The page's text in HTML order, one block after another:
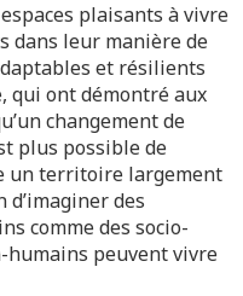
plaisants à vivre
dans leur manière de
et résilients
qui ont démontré aux
changement de
plus possible de
un territoire largement
des
comme des socio-
humains peuvent vivre